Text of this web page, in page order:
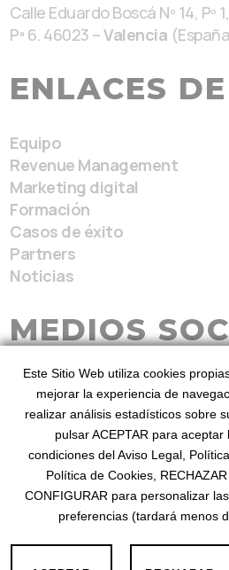
Calle Eduardo Boscá Nº 14, Pº 1,
Pª 6. 46023 –Valencia
ENLACES
Equipo
Revenue Management
Marketing digital
Formación
Casos de éxito
Partners
Noticias
MEDIOS
BeezHotels, Revenue Service
mejorando el revenue©.
Este Sitio Web utiliza cookies
mejorar la experiencia de
realizar análisis estadísticos sobre
pulsar ACEPTAR para aceptar
condiciones del Aviso Legal,
Política de Cookies,
CONFIGURAR para personalizar
preferencias (tardará menos